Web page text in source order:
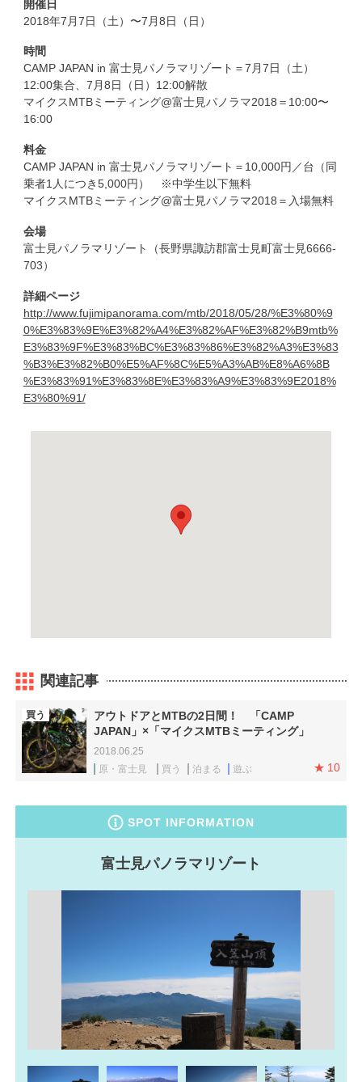
開催日
2018年7月7日（土）〜7月8日（日）
時間
CAMP JAPAN in 富士見パノラマリゾート＝7月7日（土）
12:00集合、7月8日（日）12:00解散
マイクスMTBミーティング@富士見パノラマ2018＝10:00〜
16:00
料金
CAMP JAPAN in 富士見パノラマリゾート＝10,000円／台（同
乗者1人につき5,000円） ※中学生以下無料
マイクスMTBミーティング@富士見パノラマ2018＝入場無料
会場
富士見パノラマリゾート（長野県諏訪郡富士見町富士見6666-
703）
詳細ページ
http://www.fujimipanorama.com/mtb/2018/05/28/%E3%80%9
0%E3%83%9E%E3%82%A4%E3%82%AF%E3%82%B9mtb%
E3%83%9F%E3%83%BC%E3%83%86%E3%82%A3%E3%83
%B3%E3%82%B0%E5%AF%8C%E5%A3%AB%E8%A6%8B
%E3%83%91%E3%83%8E%E3%83%A9%E3%83%9E2018%
E3%80%91/
関連記事
買う
アウトドアとMTBの2日間！ 「CAMP
JAPAN」×「マイクスMTBミーティング」
2018.06.25
原・富士見
買う 泊まる 遊ぶ 10
SPOT INFORMATION
富士見パノラマリゾート